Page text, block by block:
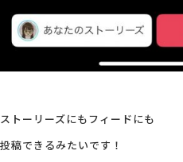
ストーリーズにもフィードにも
投稿できるみたいです！